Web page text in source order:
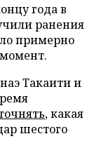
года в
ранения
примерно
Такаити и
, какая
шестого